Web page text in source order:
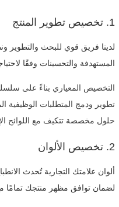
1. تخصيص تطوير المنتج
لدينا فريق قوي للبحث والتطوير
المستهدفة والتحسينات وفقًا
التخصيص المعياري بناءً على
تطوير ودمج المتطلبات الوظيفية
حلول مخصصة تتكيف مع اللوائح
2. تخصيص الألوان
ألوان علامتك التجارية تُحدث
لضمان توافق مظهر منتجك تمامًا